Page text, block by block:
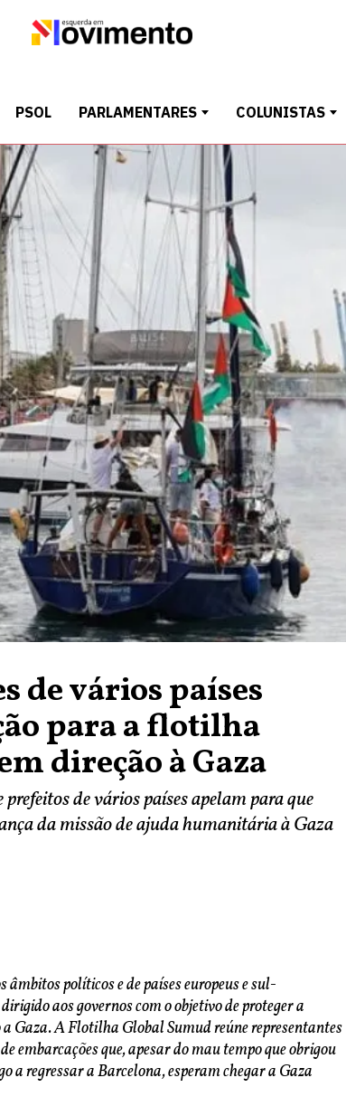
PSOL PARLAMENTARES COLUNISTAS
de vários países
para a flotilha
direção à Gaza
de vários países apelam para que
da missão de ajuda humanitária à Gaza
âmbitos políticos e de países europeus e sul-
aos governos com o objetivo de proteger a
Gaza. A Flotilha Global Sumud reúne representantes
embarcações que, apesar do mau tempo que obrigou
a regressar a Barcelona, esperam chegar a Gaza